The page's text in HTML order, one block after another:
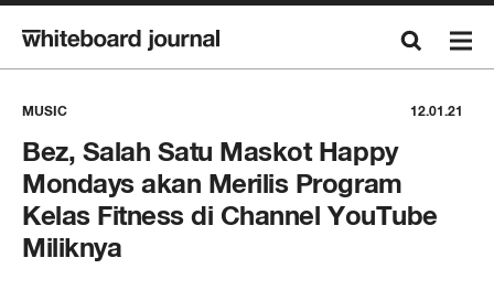
MUSIC 12.01.21
Bez, Salah Satu Maskot Happy
Mondays akan Merilis Program
Kelas Fitness di Channel YouTube
Miliknya